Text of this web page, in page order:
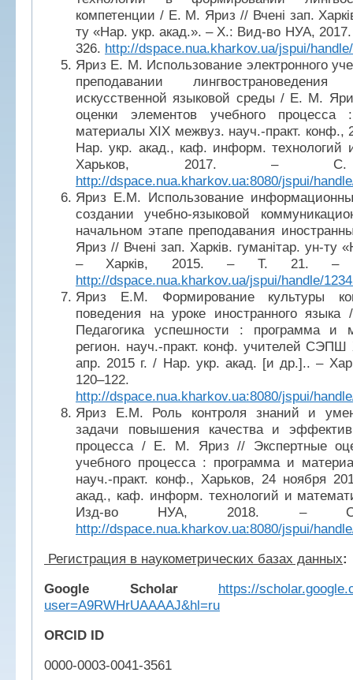
компетенции / Е. М. Яриз // Вчені зап.
ту «Нар. укр. акад.». – Х.: Вид-во НУА,
326. http://dspace.nua.kharkov.ua/jspui/
Яриз Е. М. Использование электронного
преподавании
искусственной языковой среды / Е. М.
оценки элементов учебного
материалы XIX межвуз. науч.-практ. конф.,
Нар. укр. акад., каф. информ. технологий
Харьков, 2017. – С.
http://dspace.nua.kharkov.ua:8080/jspui/
Яриз Е.М. Использование
создании учебно-языковой
начальном этапе преподавания
Яриз // Вчені зап. Харків. гуманітар. ун-ту
– Харків, 2015. – Т. 21. –
http://dspace.nua.kharkov.ua/jspui/handle/
Яриз Е.М. Формирование культуры
поведения на уроке иностранного
Педагогика успешности : программа и
регион. науч.-практ. конф. учителей
апр. 2015 г. / Нар. укр. акад. [и др.].. –
120–122.
http://dspace.nua.kharkov.ua:8080/jspui/
Яриз Е.М. Роль контроля знаний и
задачи повышения качества и
процесса / Е. М. Яриз // Экспертные
учебного процесса : программа и
науч.-практ. конф., Харьков, 24 ноября
акад., каф. информ. технологий и
Изд-во НУА, 2018. – С.
http://dspace.nua.kharkov.ua:8080/jspui/
Регистрация в наукометрических базах данных:
Google Scholar
https://
user=A9RWHrUAAAAJ&hl=ru
ORCID
ID
0000-0003-0041-3561